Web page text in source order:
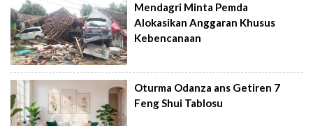
Mendagri Minta Pemda
Alokasikan Anggaran Khusus
Kebencanaan
Oturma Odanza ans Getiren 7
Feng Shui Tablosu